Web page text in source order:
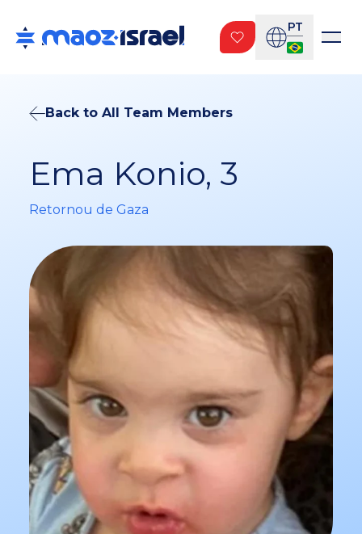
PT
Back to All Team Members
Ema Konio, 3
Retornou de Gaza